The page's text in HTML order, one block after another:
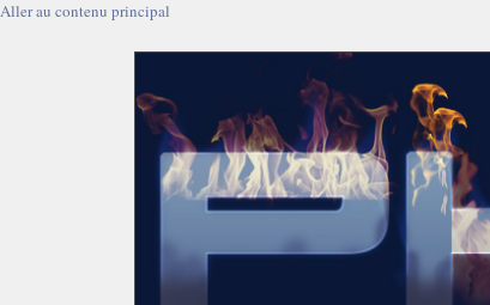
Aller au contenu principal